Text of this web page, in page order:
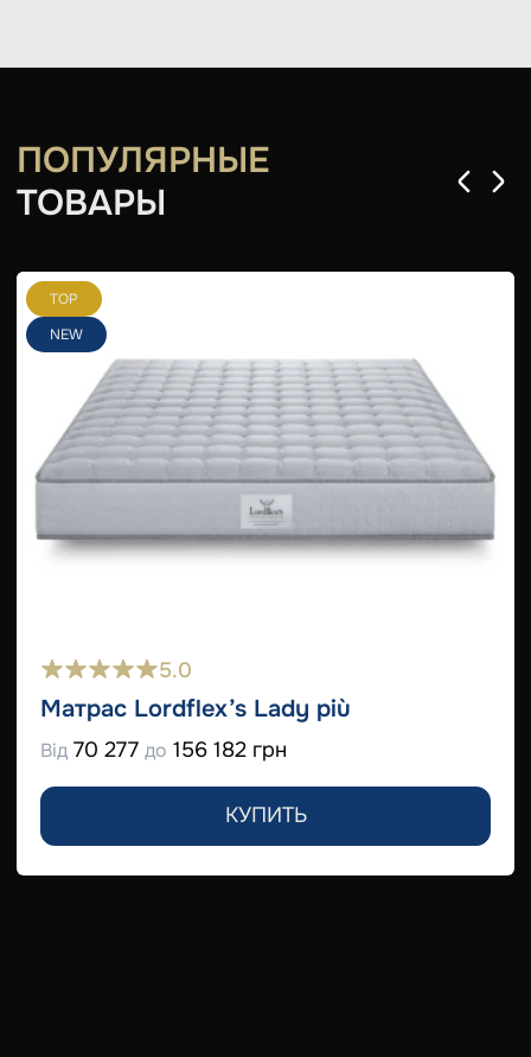
ПОПУЛЯРНЫЕ
ТОВАРЫ
TOP
NEW
5.0
Матрас Lordflex’s Lady più
Від 70 277 до 156 182 грн
КУПИТЬ